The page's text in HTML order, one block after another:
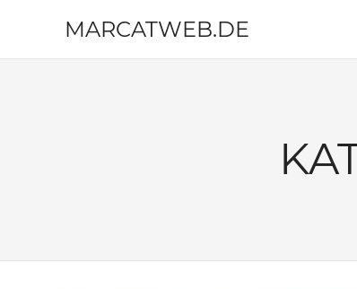
MARCATWEB.DE
Fotografie